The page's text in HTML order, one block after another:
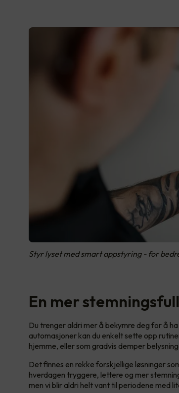
Styr lyset med smart appstyring - for
En mer
Du trenger aldri mer å bekymre deg for å
automasjoner kan du enkelt sette opp
hjemme, eller som gradvis demper
Det finnes en rekke forskjellige løsninger
hverdagen tryggere, lettere og mer
men vi blir aldri helt vant til periodene med